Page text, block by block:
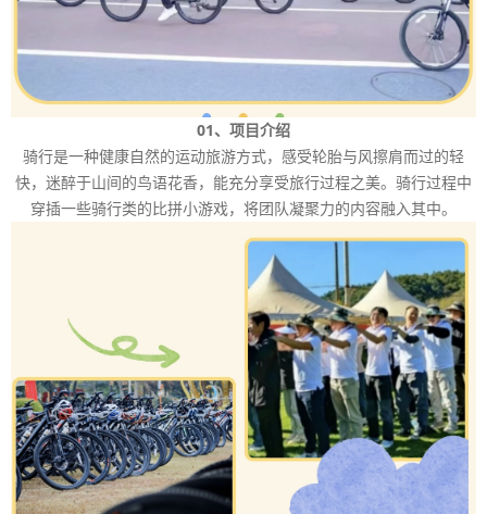
01、项目介绍
骑行是一种健康自然的运动旅游方式，感受轮胎与风擦肩而过的轻
快，迷醉于山间的鸟语花香，能充分享受旅行过程之美。骑行过程中
穿插一些骑行类的比拼小游戏，将团队凝聚力的内容融入其中。